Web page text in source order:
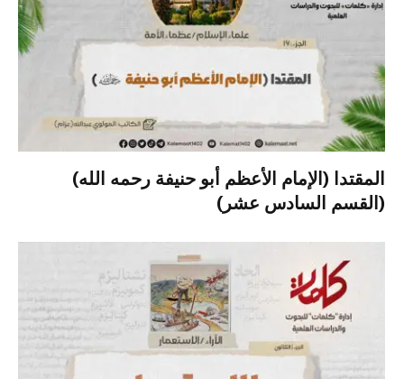
المقتدا (الإمام الأعظم أبو حنيفة رحمه الله)
(القسم السادس عشر)